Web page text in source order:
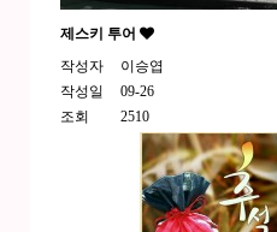
제스키 투어
작성자
이승엽
작성일
09-26
조회
2510